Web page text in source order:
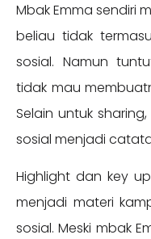
Mbak Emma sendiri
beliau tidak
sosial. Namun
tidak mau
Selain untuk
sosial menjadi
Highlight dan key
menjadi materi
sosial. Meski mbak